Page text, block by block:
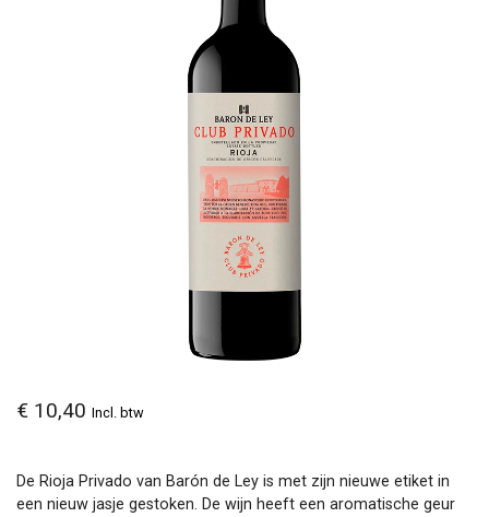
€ 10,40 Incl. btw
De Rioja Privado van Barón de Ley is met zijn nieuwe etiket in
een nieuw jasje gestoken. De wijn heeft een aromatische geur